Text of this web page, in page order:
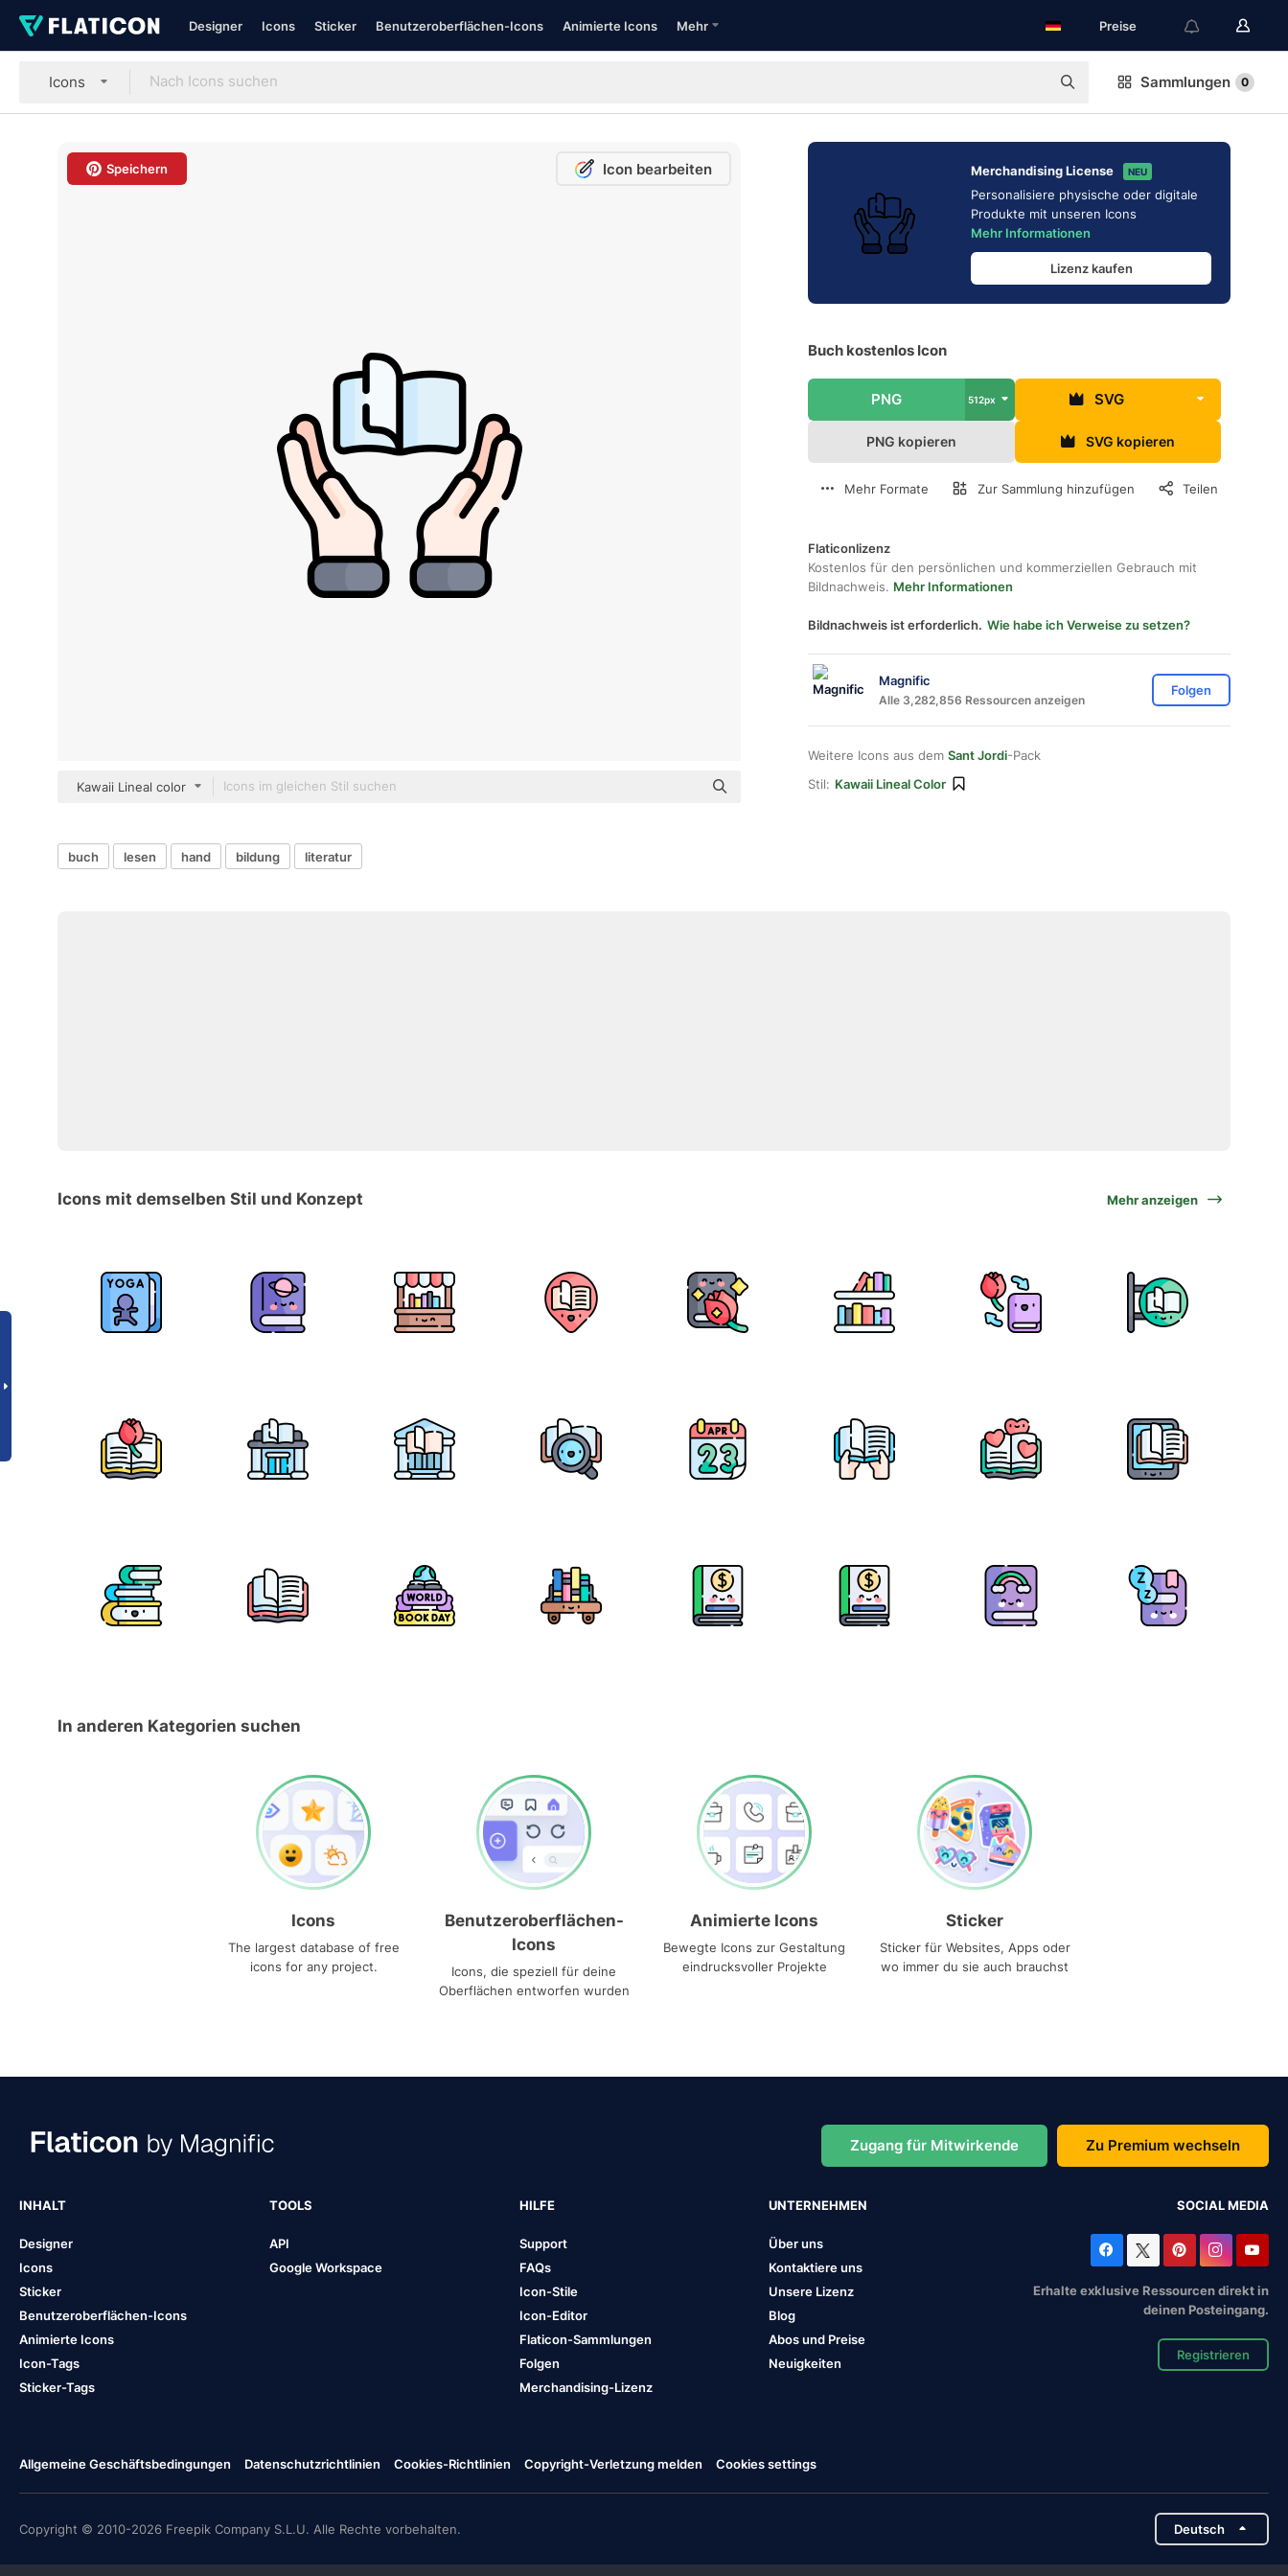
Designer Icons Sticker Benutzeroberflächen-Icons Animierte Icons Mehr Preise
Icons Sammlungen 0
Speichern Icon bearbeiten
Kawaii Lineal color
Merchandising License NEU
Personalisiere physische oder digitale
Produkte mit unseren Icons
Mehr Informationen
Lizenz kaufen
Buch kostenlos Icon
PNG 512px SVG
PNG kopieren SVG kopieren
Mehr Formate Zur Sammlung hinzufügen Teilen
Flaticonlizenz
Kostenlos für den persönlichen und kommerziellen Gebrauch mit
Bildnachweis. Mehr Informationen
Bildnachweis ist erforderlich. Wie habe ich Verweise zu setzen?
Magnific
Alle 3,282,856 Ressourcen anzeigen
Folgen
Weitere Icons aus dem Sant Jordi-Pack
Stil: Kawaii Lineal Color
buch lesen hand bildung literatur
Icons mit demselben Stil und Konzept Mehr anzeigen
In anderen Kategorien suchen
Icons
The largest database of free
icons for any project.
Benutzeroberflächen-
Icons
Icons, die speziell für deine
Oberflächen entworfen wurden
Animierte Icons
Bewegte Icons zur Gestaltung
eindrucksvoller Projekte
Sticker
Sticker für Websites, Apps oder
wo immer du sie auch brauchst
Zugang für Mitwirkende Zu Premium wechseln
INHALT
Designer
Icons
Sticker
Benutzeroberflächen-Icons
Animierte Icons
Icon-Tags
Sticker-Tags
TOOLS
API
Google Workspace
HILFE
Support
FAQs
Icon-Stile
Icon-Editor
Flaticon-Sammlungen
Folgen
Merchandising-Lizenz
UNTERNEHMEN
Über uns
Kontaktiere uns
Unsere Lizenz
Blog
Abos und Preise
Neuigkeiten
SOCIAL MEDIA
Erhalte exklusive Ressourcen direkt in
deinen Posteingang.
Registrieren
Allgemeine Geschäftsbedingungen Datenschutzrichtlinien Cookies-Richtlinien Copyright-Verletzung melden Cookies settings
Copyright © 2010-2026 Freepik Company S.L.U. Alle Rechte vorbehalten. Deutsch